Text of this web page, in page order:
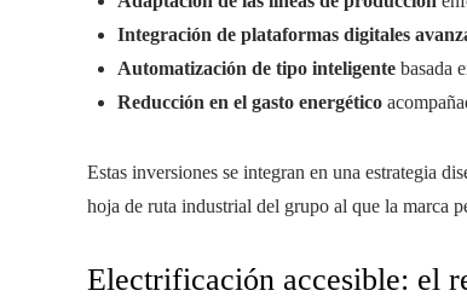
Integración de plataformas digitales
Automatización de tipo inteligente basada
Reducción en el gasto energético
Estas inversiones se integran en una estrategia
hoja de ruta industrial del grupo al que la marca
Electrificación accesible: el